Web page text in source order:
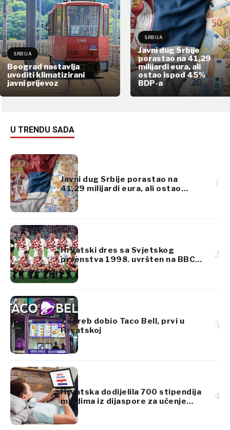
SRBIJA
Beograd nastavlja
uvoditi klimatizirani
javni prijevoz
SRBIJA
Javni dug Srbije
porastao na 41,29
milijardi eura, ali
ostao ispod 45%
BDP-a
U TRENDU SADA
Javni dug Srbije porastao na
41,29 milijardi eura, ali ostao
ispod 45% BDP-a
1
Hrvatski dres sa Svjetskog
prvenstva 1998. uvršten na BBC-
jevu listu
2
Zagreb dobio Taco Bell, prvi u
Hrvatskoj
3
Hrvatska dodijelila 700 stipendija
mladima iz dijaspore za učenje
hrvatskog jezika
4